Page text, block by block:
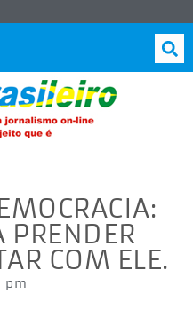
COM ELE.
pm